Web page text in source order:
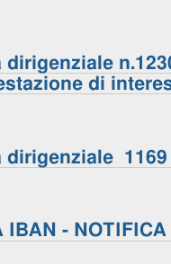
dirigenziale
di
dirigenziale
IBAN -